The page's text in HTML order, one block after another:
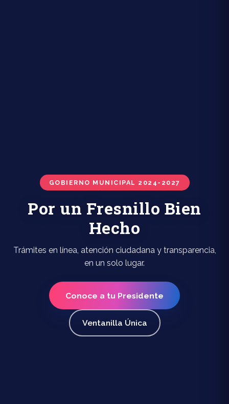
GOBIERNO MUNICIPAL 2024-2027
Por un Fresnillo Bien
Hecho
Trámites en línea, atención ciudadana y transparencia,
en un solo lugar.
Conoce a tu Presidente
Ventanilla Única